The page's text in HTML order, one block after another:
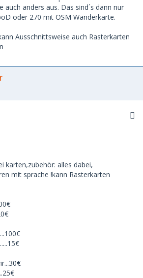
kostet das MyNav 600 weniger
auch anders aus. Das sind´s dann nur
oder 270 mit OSM Wanderkarte.
Ausschnittsweise auch Rasterkarten
karten,zubehör: alles dabei,
mit sprache !kann Rasterkarten